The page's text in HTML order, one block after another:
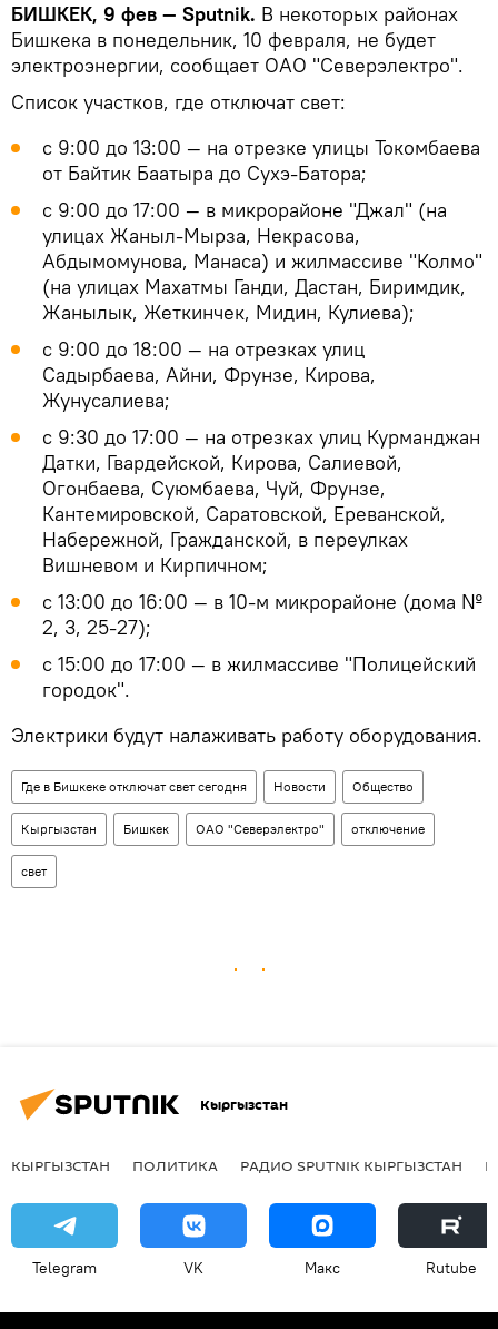
БИШКЕК, 9 фев — Sputnik. В некоторых районах
Бишкека в понедельник, 10 февраля, не будет
электроэнергии, сообщает ОАО "Северэлектро".
Список участков, где отключат свет:
с 9:00 до 13:00 — на отрезке улицы Токомбаева
от Байтик Баатыра до Сухэ-Батора;
с 9:00 до 17:00 — в микрорайоне "Джал" (на
улицах Жаныл-Мырза, Некрасова,
Абдымомунова, Манаса) и жилмассиве "Колмо"
(на улицах Махатмы Ганди, Дастан, Биримдик,
Жанылык, Жеткинчек, Мидин, Кулиева);
с 9:00 до 18:00 — на отрезках улиц
Садырбаева, Айни, Фрунзе, Кирова,
Жунусалиева;
с 9:30 до 17:00 — на отрезках улиц Курманджан
Датки, Гвардейской, Кирова, Салиевой,
Огонбаева, Суюмбаева, Чуй, Фрунзе,
Кантемировской, Саратовской, Ереванской,
Набережной, Гражданской, в переулках
Вишневом и Кирпичном;
с 13:00 до 16:00 — в 10-м микрорайоне (дома №
2, 3, 25-27);
с 15:00 до 17:00 — в жилмассиве "Полицейский
городок".
Электрики будут налаживать работу оборудования.
Где в Бишкеке отключат свет сегодня Новости Общество
Кыргызстан Бишкек ОАО "Северэлектро" отключение
свет
Кыргызстан
КЫРГЫЗСТАН ПОЛИТИКА РАДИО SPUTNIK КЫРГЫЗСТАН
Telegram VK Макс Rutube